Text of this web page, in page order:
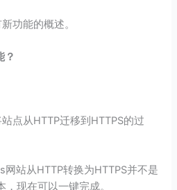
功能的概述。
？
点从HTTP迁移到HTTPS的过
站从HTTP转换为HTTPS并不是
现在可以一键完成。